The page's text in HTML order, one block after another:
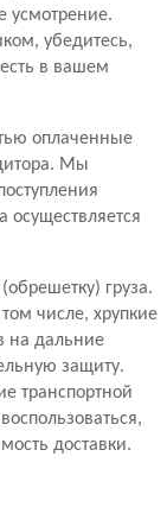
усмотрение.
убедитесь,
в вашем
оплаченные
Мы
осуществляется
груза.
числе, хрупкие
на дальние
защиту.
транспортной
доставки.